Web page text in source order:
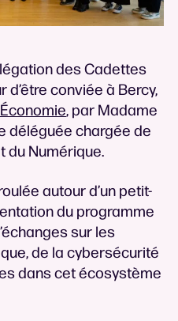
des Cadettes
d’être conviée à Bercy,
, par Madame
déléguée chargée de
du Numérique.
autour d’un petit-
du programme
sur les
de la cybersécurité
dans cet écosystème